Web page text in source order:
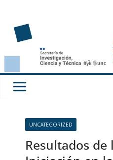
contenido
UNCATEGORIZED
Resultados de las Becas de